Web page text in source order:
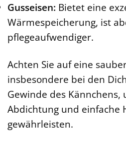
Gusseisen: Bietet eine
Wärmespeicherung, ist
pflegeaufwendiger.
Achten Sie auf eine
insbesondere bei den
Gewinde des Kännchens,
Abdichtung und einfache
gewährleisten.